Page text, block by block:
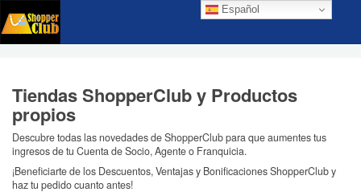
Español
Tiendas ShopperClub y Productos
propios
Descubre todas las novedades de ShopperClub para que aumentes tus
ingresos de tu Cuenta de Socio, Agente o Franquicia.
¡Beneficiarte de los Descuentos, Ventajas y Bonificaciones ShopperClub y
haz tu pedido cuanto antes!